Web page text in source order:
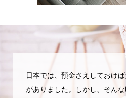
日本では、預金さえしておけ
がありました。しかし、そん